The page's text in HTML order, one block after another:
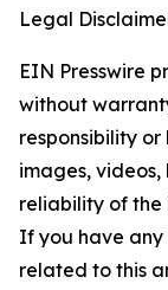
Legal
EIN Presswire
without
responsibility
images, videos,
reliability of the
If you have any
related to this